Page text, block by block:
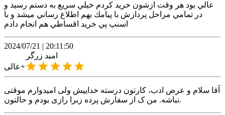
عالي بود هر وقت ازشون خريد كردم خيلي سريع به دستم رسيد و
در تمامي مراحل پردازش با پيامك بهم اطلاع رساني ميشد و با
اسنپ پي خريد اقساطي هم انجام دادم
2024/07/21 | 20:11:50
امید زرگر
عالی+
آقا سلام و عرض ادب، کارتون درسته خداییش ولی امیدوارم موقتی
نباشه. من ک از سفارش پرده زبرا رازی بودم و حالتون.